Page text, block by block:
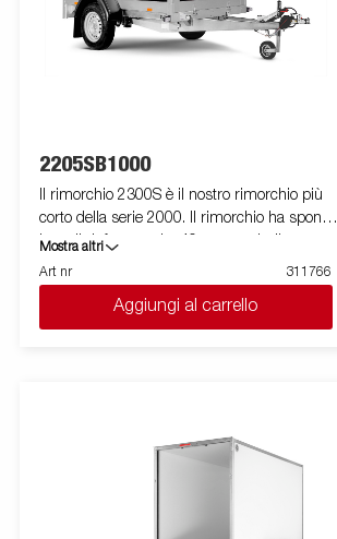
2205SB1000
Il rimorchio 2300S è il nostro rimorchio più
corto della serie 2000. Il rimorchio ha sponde
laterali rinforzate alte 40 cm e quindi
consente un volume di carico più elevato. E'
facile da caricare grazie a la spomde
anteriore e posteriore apribili per il carico di
merci lunghe. Tutte le versioni sono dotate di
scopo illustrativo e possono mostrare
Mostra altri
Art nr
311766
Aggiungi al carrello